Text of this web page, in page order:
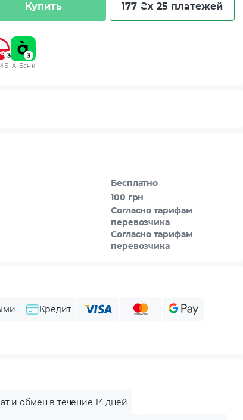
Купить 177 ₴x 25 платежей
A-Банк
Бесплатно
100 грн
Согласно тарифам
перевозчика
Согласно тарифам
перевозчика
Кредит
и обмен в течение 14 дней